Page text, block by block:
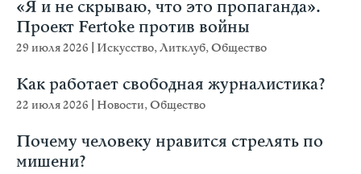
«Я и не скрываю, что это пропаганда».
Проект Fertoke против войны
29 июля 2026 Искусство,Литклуб,Общество
Как работает свободная журналистика?
22 июля 2026 Новости,Общество
Почему человеку нравится стрелять по
мишени?